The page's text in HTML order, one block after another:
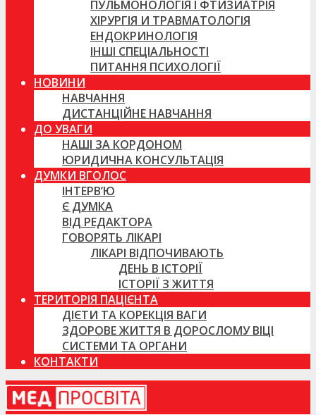
ПУЛЬМОНОЛОГІЯ І ФТИЗИАТРІЯ
ХІРУРГІЯ И ТРАВМАТОЛОГІЯ
ЕНДОКРИНОЛОГІЯ
ІНШІ СПЕЦІАЛЬНОСТІ
ПИТАННЯ ПСИХОЛОГІЇ
НОВИНИ
НАВЧАННЯ
ДИСТАНЦІЙНЕ НАВЧАННЯ
ДО УВАГИ
НАШІ ЗА КОРДОНОМ
ЮРИДИЧНА КОНСУЛЬТАЦІЯ
ДУМКИ ВГОЛОС
ІНТЕРВ’Ю
Є ДУМКА
ВІД РЕДАКТОРА
ГОВОРЯТЬ ЛІКАРІ
ЛІКАРІ ВІДПОЧИВАЮТЬ
ДЕНЬ В ІСТОРІЇ
ІСТОРІЇ З ЖИТТЯ
ТЕРИТОРІЯ ПАЦІЄНТА
ДІЄТИ ТА КОРЕКЦІЯ ВАГИ
ЗДОРОВЕ ЖИТТЯ В ДОРОСЛОМУ ВІЦІ
СИСТЕМИ ТА ОРГАНИ
КОНТАКТИ